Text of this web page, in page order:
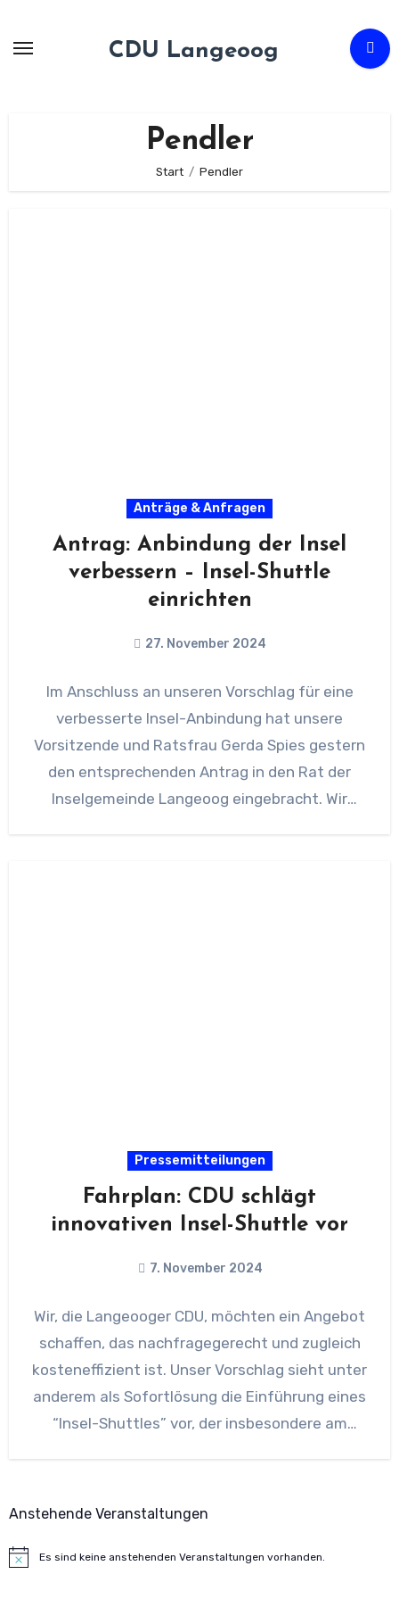
CDU Langeoog
Pendler
Start Pendler
Anträge & Anfragen
Antrag: Anbindung der Insel
verbessern – Insel-Shuttle
einrichten
27. November 2024
Im Anschluss an unseren Vorschlag für eine
verbesserte Insel-Anbindung hat unsere
Vorsitzende und Ratsfrau Gerda Spies gestern
den entsprechenden Antrag in den Rat der
Inselgemeinde Langeoog eingebracht. Wir
Pressemitteilungen
Fahrplan: CDU schlägt
innovativen Insel-Shuttle vor
7. November 2024
Wir, die Langeooger CDU, möchten ein Angebot
schaffen, das nachfragegerecht und zugleich
kosteneffizient ist. Unser Vorschlag sieht unter
anderem als Sofortlösung die Einführung eines
“Insel-Shuttles” vor, der insbesondere am
Anstehende Veranstaltungen
HinweisEs sind keine anstehenden Veranstaltungen vorhanden.